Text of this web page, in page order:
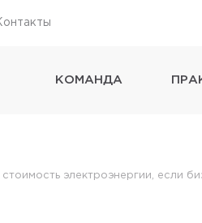
КОМАНДА
электроэнергии, если